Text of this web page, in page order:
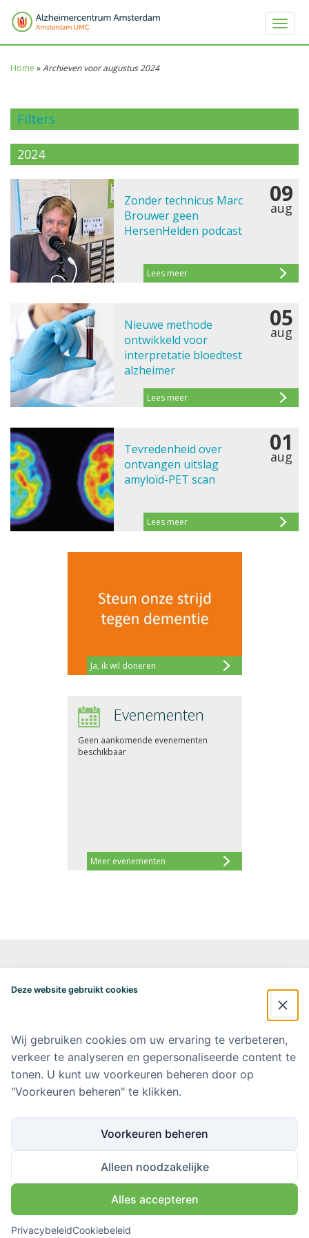
Toggle
Home »Archieven voor augustus 2024
Filters
2024
Zonder technicus Marc
Brouwer geen
HersenHelden podcast
09
aug
Lees meer
Nieuwe methode
ontwikkeld voor
interpretatie bloedtest
alzheimer
05
aug
Lees meer
Tevredenheid over
ontvangen uitslag
amyloïd-PET scan
01
aug
Lees meer
Ja, ik wil doneren
Evenementen
Meer evenementen
Geen aankomende evenementen
beschikbaar
Deze website gebruikt cookies
Wij gebruiken cookies om uw ervaring te verbeteren,
verkeer te analyseren en gepersonaliseerde content te
tonen. U kunt uw voorkeuren beheren door op
"Voorkeuren beheren" te klikken.
Voorkeuren beheren
Alleen noodzakelijke
Alles accepteren
PrivacybeleidCookiebeleid
Postbus 7057
alzheimercentrum@amsterdamumc.nl
Doneer via: NL 42 INGB 0006 9052 76 Ten name van: Stichting Steun
Alzheimercentrum Amsterdam
Amsterdam UMC
Volg ons via